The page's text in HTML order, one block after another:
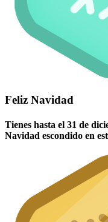
Feliz Navidad
Tienes hasta el 31 de
Navidad escondido en